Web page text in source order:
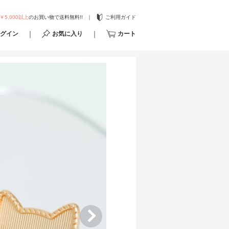
￥5,000以上のお買い物で送料無料!! ご利用ガイド
イン お気に入り カート